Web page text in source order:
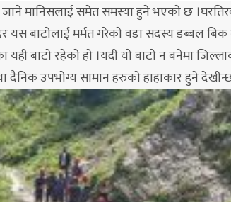
जाने मानिसलाई समेत समस्या हुने भएकाे छ
यस बाटाेलाई मर्मत गरेकाे वडा सदस्य डब्बल
बाटाे रहेकाे हाे ।यदी याे बाटाे न बनेमा
उपभाेग्य सामान हरुकाे हाहाकार हुने